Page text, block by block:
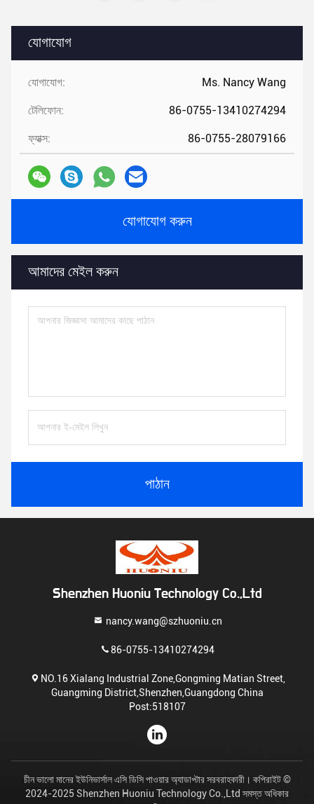
যোগাযোগ
যোগাযোগ: Ms. Nancy Wang
টেলিফোন: 86-0755-13410274294
ফ্যাক্স: 86-0755-28079166
যোগাযোগ করুন
আমাদের মেইল ​​করুন
পাঠান
Shenzhen Huoniu Technology Co.,Ltd
nancy.wang@szhuoniu.cn
86-0755-13410274294
NO.16 Xialang Industrial Zone,Gongming Matian Street,
Guangming District,Shenzhen,Guangdong China
Post:518107
চীন ভালো মানের ইউনিভার্সাল এসি ডিসি পাওয়ার অ্যাডাপ্টার সরবরাহকারী। কপিরাইট ©
2024-2025 Shenzhen Huoniu Technology Co.,Ltd সমস্ত অধিকার